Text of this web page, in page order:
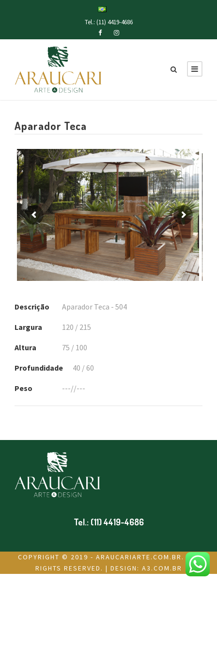
Tel.: (11) 4419-4686
Aparador Teca
Descrição Aparador Teca - 504
Largura 120 / 215
Altura 75 / 100
Profundidade 40 / 60
Peso ---//---
Tel.: (11) 4419-4686
COPYRIGHT © 2019 - ARAUCARIARTE.COM.BR. ALL
RIGHTS RESERVED. | DESIGN: A3.COM.BR